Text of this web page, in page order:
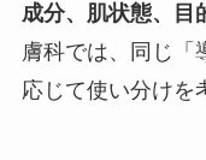
成分、肌状態、目
膚科では、同じ「
応じて使い分けを